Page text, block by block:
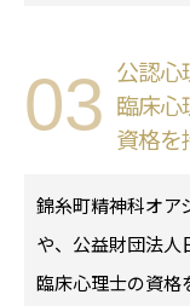
03 公認心
臨床心
資格を
錦糸町精神科オア
や、公益財団法人
臨床心理士の資格